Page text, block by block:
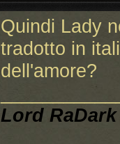
Quindi Lady
tradotto in
dell'amore?
Lord RaDark